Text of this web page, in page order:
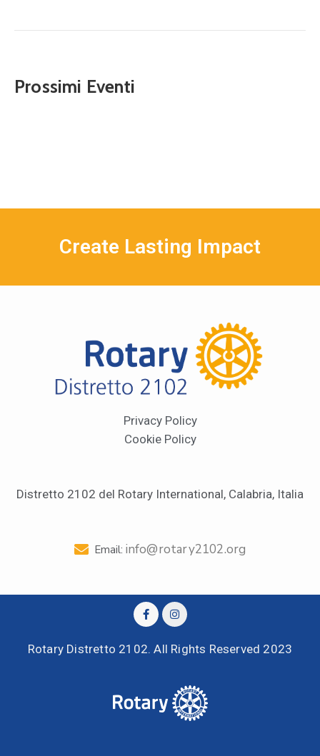
Prossimi Eventi
Create Lasting Impact
Privacy Policy
Cookie Policy
Distretto 2102 del Rotary International, Calabria, Italia
Email: info@rotary2102.org
Rotary Distretto 2102. All Rights Reserved 2023